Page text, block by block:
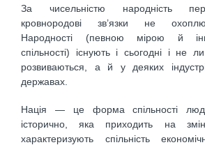
За чисельністю народність
кровнородові зв’язки не
Народності (певною мірою й
спільності) існують і сьогодні і не
розвиваються, а й у деяких
державах.
Нація — це форма спільності
історично, яка приходить на
характеризують спільність